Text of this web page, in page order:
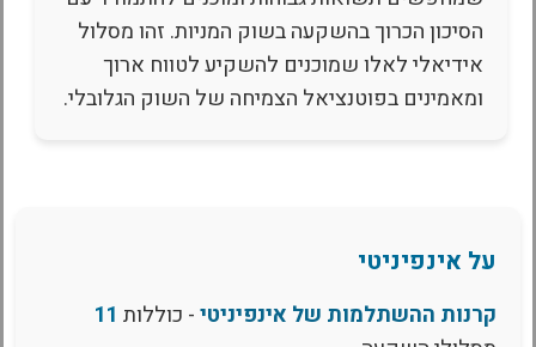
הסיכון הכרוך בהשקעה בשוק המניות. זהו מסלול
אידיאלי לאלו שמוכנים להשקיע לטווח ארוך
ומאמינים בפוטנציאל הצמיחה של השוק הגלובלי.
על אינפיניטי
קרנות ההשתלמות של אינפיניטי- כוללות 11